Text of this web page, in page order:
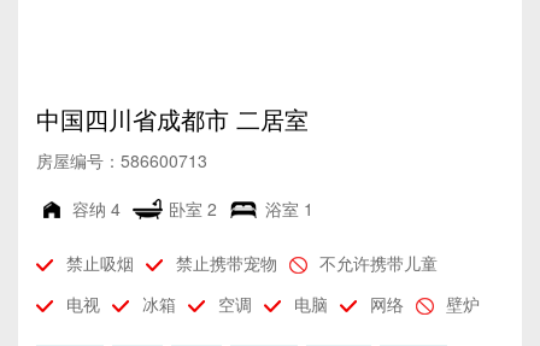
中国四川省成都市 二居室
房屋编号：586600713
容纳 4 卧室 2 浴室 1
禁止吸烟 禁止携带宠物
不允许携带儿童
电视
冰箱 空调 电脑 网络 壁炉